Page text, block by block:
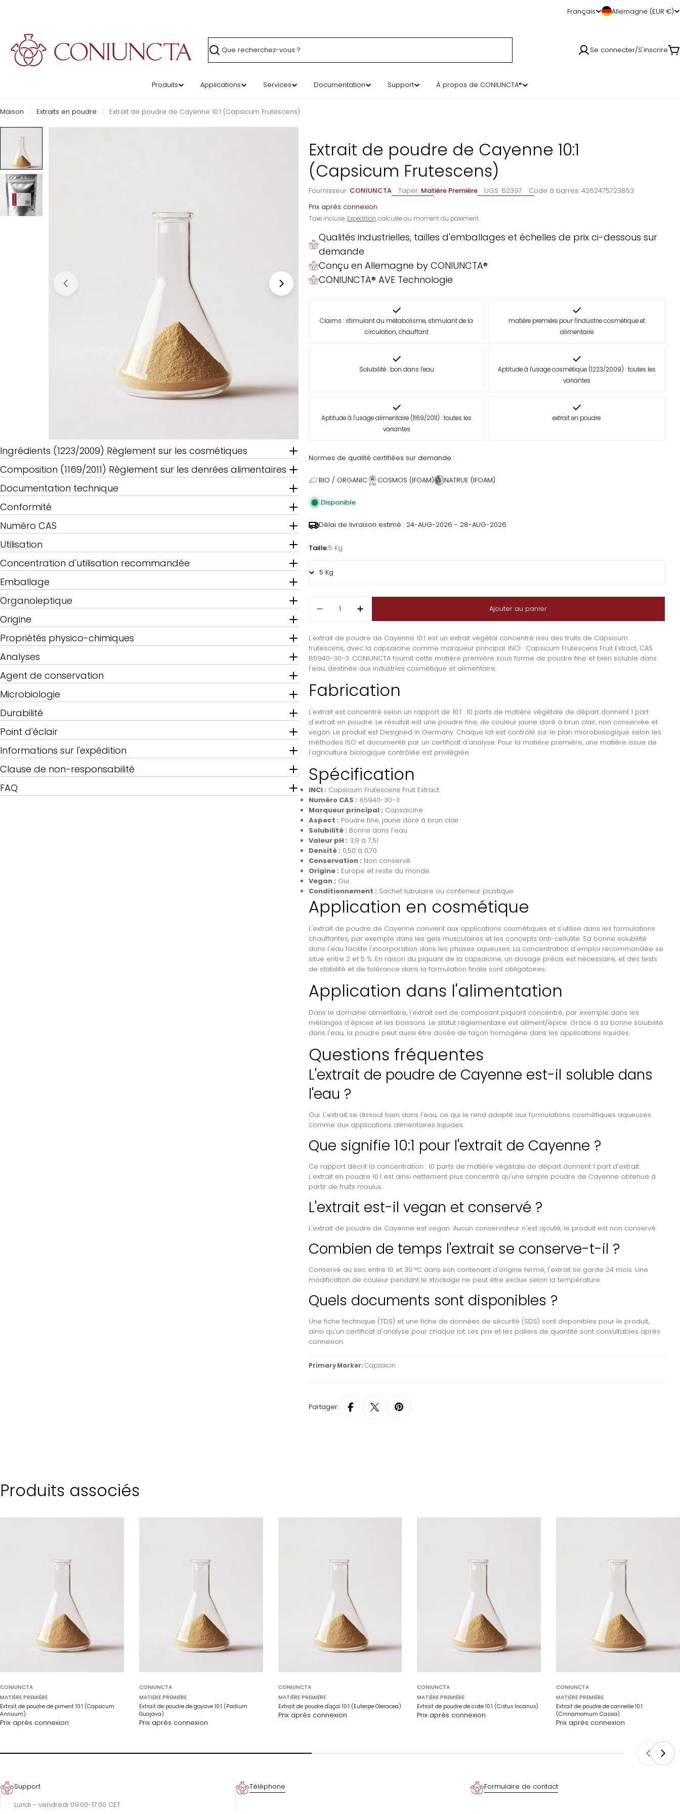
Langue
Français Allemagne (EUR €)
Recherche Se connecter/S'inscrire
Produits Applications Services Documentation Support À propos de CONIUNCTA®
Maison Extraits en poudre Extrait de poudre de Cayenne 10:1 (Capsicum Frutescens)
Ingrédients (1223/2009) Règlement sur les cosmétiques
Composition (1169/2011) Règlement sur les denrées alimentaires
Documentation technique
Conformité
Numéro CAS
Utilisation
Concentration d'utilisation recommandée
Emballage
Organoleptique
Origine
Propriétés physico-chimiques
Analyses
Agent de conservation
Microbiologie
Durabilité
Point d'éclair
Informations sur l'expédition
Clause de non-responsabilité
FAQ
Extrait de poudre de Cayenne 10:1
(Capsicum Frutescens)
Fournisseur: CONIUNCTA Taper: Matière Première UGS: 62397 Code à barres: 4262475723853
Prix après connexion
Taxe incluse. Expédition calculée au moment du paiement.
Qualités industrielles, tailles d'emballages et échelles de prix ci-dessous sur
demande
Conçu en Allemagne by CONIUNCTA®
CONIUNCTA® AVE Technologie
Claims : stimulant du métabolisme, stimulant de la
circulation, chauffant
matière première pour l'industrie cosmétique et
alimentaire
Solubilité : bon dans l’eau
Aptitude à l'usage cosmétique (1223/2009) : toutes les
variantes
Aptitude à l'usage alimentaire (1169/2011) : toutes les
variantes
extrait en poudre
Normes de qualité certifiées sur demande :
BIO / ORGANIC COSMOS (IFOAM) NATRUE (IFOAM)
Disponible
Délai de livraison estimé : 24-AUG-2026 - 28-AUG-2026
Taille:5 Kg
Diminuer la quantité pour Extrait de poudre de Cayenne 10:1 (Capsicum
Augmenter la quantité pour Extrait de poudre de Cayenne 10:1
Ajouter au panier
L'extrait de poudre de Cayenne 10:1 est un extrait végétal concentré issu des fruits de Capsicum
frutescens, avec la capsaïcine comme marqueur principal. INCI : Capsicum Frutescens Fruit Extract, CAS
85940-30-3. CONIUNCTA fournit cette matière première sous forme de poudre fine et bien soluble dans
l'eau, destinée aux industries cosmétique et alimentaire.
Fabrication
L'extrait est concentré selon un rapport de 10:1 : 10 parts de matière végétale de départ donnent 1 part
d'extrait en poudre. Le résultat est une poudre fine, de couleur jaune doré à brun clair, non conservée et
vegan. Le produit est Designed in Germany. Chaque lot est contrôlé sur le plan microbiologique selon les
méthodes ISO et documenté par un certificat d'analyse. Pour la matière première, une matière issue de
l'agriculture biologique contrôlée est privilégiée.
Spécification
INCI : Capsicum Frutescens Fruit Extract
Numéro CAS : 85940-30-3
Marqueur principal : Capsaïcine
Aspect : Poudre fine, jaune doré à brun clair
Solubilité : Bonne dans l'eau
Valeur pH : 3,9 à 7,51
Densité : 0,50 à 0,70
Conservation : Non conservé
Origine : Europe et reste du monde
Vegan : Oui
Conditionnement : Sachet tubulaire ou conteneur plastique
Application en cosmétique
L'extrait de poudre de Cayenne convient aux applications cosmétiques et s'utilise dans les formulations
chauffantes, par exemple dans les gels musculaires et les concepts anti-cellulite. Sa bonne solubilité
dans l'eau facilite l'incorporation dans les phases aqueuses. La concentration d'emploi recommandée se
situe entre 2 et 5 %. En raison du piquant de la capsaïcine, un dosage précis est nécessaire, et des tests
de stabilité et de tolérance dans la formulation finale sont obligatoires.
Application dans l'alimentation
Dans le domaine alimentaire, l'extrait sert de composant piquant concentré, par exemple dans les
mélanges d'épices et les boissons. Le statut réglementaire est aliment/épice. Grâce à sa bonne solubilité
dans l'eau, la poudre peut aussi être dosée de façon homogène dans les applications liquides.
Questions fréquentes
L'extrait de poudre de Cayenne est-il soluble dans
l'eau ?
Oui. L'extrait se dissout bien dans l'eau, ce qui le rend adapté aux formulations cosmétiques aqueuses
comme aux applications alimentaires liquides.
Que signifie 10:1 pour l'extrait de Cayenne ?
Ce rapport décrit la concentration : 10 parts de matière végétale de départ donnent 1 part d'extrait.
L'extrait en poudre 10:1 est ainsi nettement plus concentré qu'une simple poudre de Cayenne obtenue à
partir de fruits moulus.
L'extrait est-il vegan et conservé ?
L'extrait de poudre de Cayenne est vegan. Aucun conservateur n'est ajouté, le produit est non conservé.
Combien de temps l'extrait se conserve-t-il ?
Conservé au sec entre 10 et 30 °C dans son contenant d'origine fermé, l'extrait se garde 24 mois. Une
modification de couleur pendant le stockage ne peut être exclue selon la température.
Quels documents sont disponibles ?
Une fiche technique (TDS) et une fiche de données de sécurité (SDS) sont disponibles pour le produit,
ainsi qu'un certificat d'analyse pour chaque lot. Les prix et les paliers de quantité sont consultables après
connexion.
Primary Marker: Capsaicin
Partager:
Produits associés
CONIUNCTA
MATIÈRE PREMIÈRE
Extrait de poudre de piment 10:1 (Capsicum
Annuum)
Prix après connexion
CONIUNCTA
MATIÈRE PREMIÈRE
Extrait de poudre de goyave 10:1 (Psidium
Guajava)
Prix après connexion
CONIUNCTA
MATIÈRE PREMIÈRE
Extrait de poudre d'açaï 10:1 (Euterpe Oleracea)
Prix après connexion
CONIUNCTA
MATIÈRE PREMIÈRE
Extrait de poudre de ciste 10:1 (Cistus Incanus)
Prix après connexion
CONIUNCTA
MATIÈRE PREMIÈRE
Extrait de poudre de cannelle 10:1
(Cinnamomum Cassia)
Prix après connexion
Support
Lundi - vendredi 09:00-17:00 CET
Téléphone Formulaire de contact